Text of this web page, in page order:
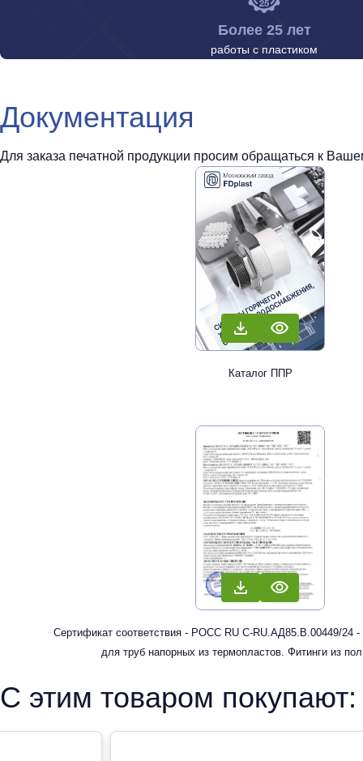
Более 25 лет
работы с пластиком
Документация
Для заказа печатной продукции просим обращаться к
Каталог ППР
Сертификат соответствия - РОСС RU С-RU.АД85.В.00449/24
для труб напорных из термопластов. Фитинги из
отопления
С этим товаром покупают: